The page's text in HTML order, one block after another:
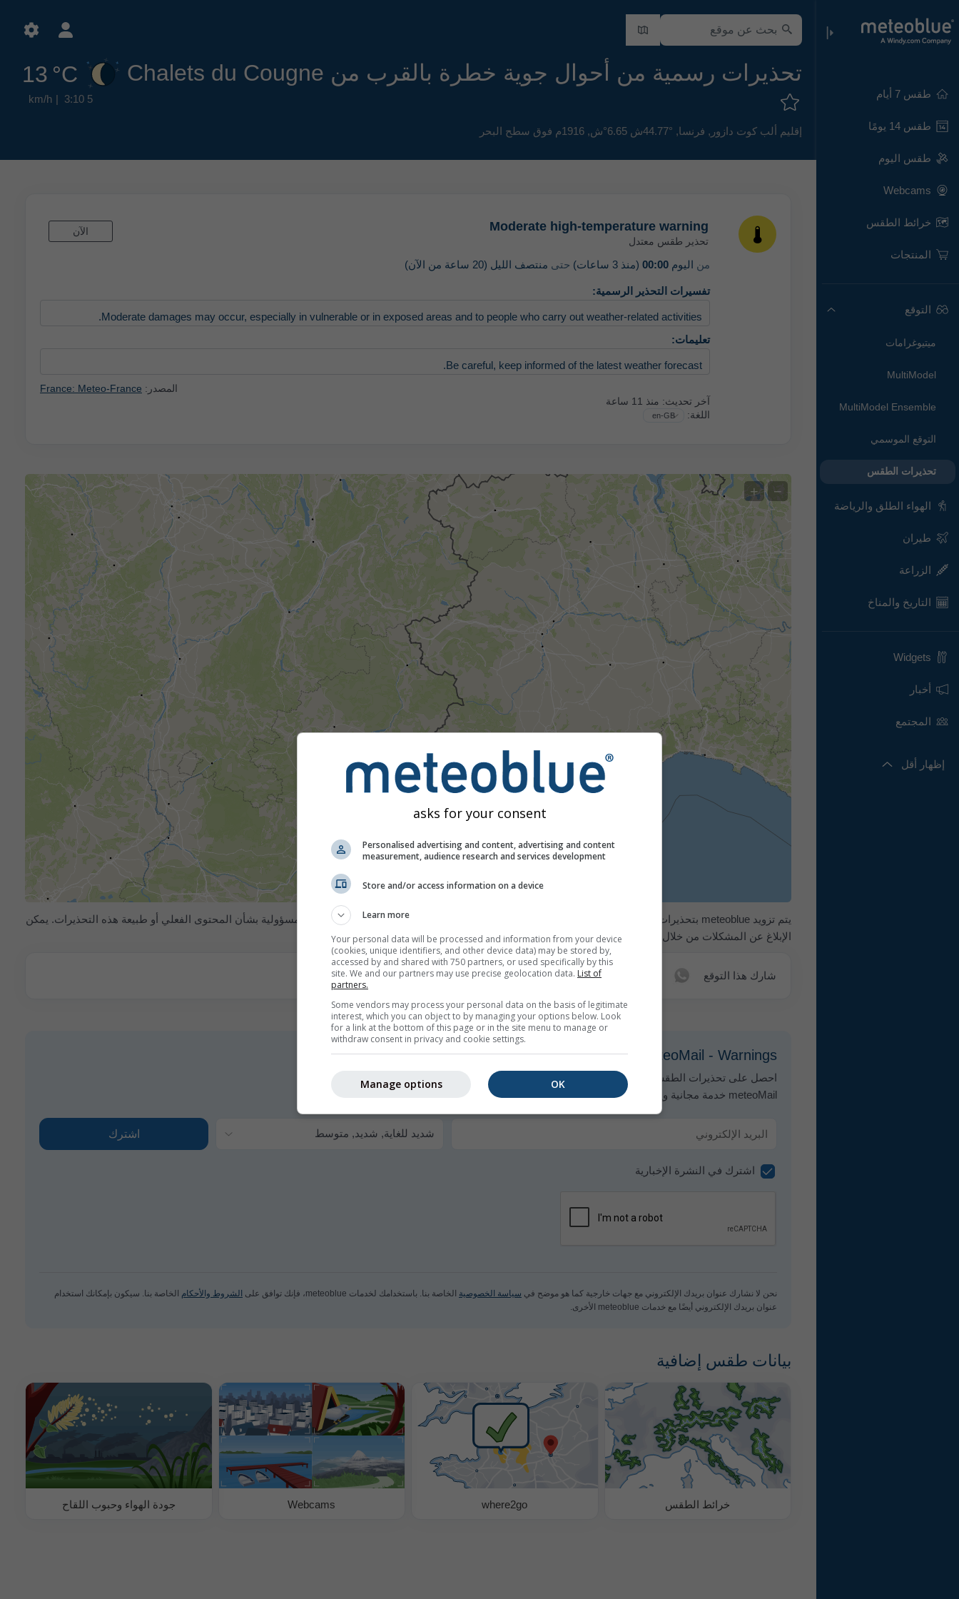
طقس 7 أيام
طقس 14 يومًا
طقس اليوم
Webcams
خرائط الطقس
المنتجات
التوقع
ميتيوغرامات
MultiModel
MultiModel Ensemble
التوقع الموسمي
تحذيرات الطقس
الهواء الطلق والرياضة
طيران
الزراعة
التاريخ والمناخ
Widgets
أخبار
المجتمع
إظهار أقل
تحذيرات رسمية من أحوال جوية خطرة بالقرب من Chalets du Cougne
إقليم ألب كوت دازور , فرنسا, 44.77°ش 6.65°ش, 1916م فوق سطح البحر
13 °C
5 km/h
3:10
Moderate high-temperature warning
تحذير طقس معتدل
الآن
من اليوم 00:00(منذ 3 ساعات) حتى منتصف الليل (20 ساعة من الآن)
تفسيرات التحذير الرسمية:
Moderate damages may occur, especially in vulnerable or in exposed areas and to people who carry out weather-related activities.
تعليمات:
Be careful, keep informed of the latest weather forecast.
المصدر: France: Meteo-France
آخر تحديث: منذ 11 ساعة
اللغة:
+ −
يتم تزويد meteoblue بتحذيرات الطقس الشديد من أكثر من 80 وكالة رسمية حول العالم. لا تتحمل meteoblue أي مسؤولية بشأن المحتوى الفعلي أو طبيعة هذه التحذيرات. يمكن
الإبلاغ عن المشكلات من خلال
نموذج الملاحظاتوسيتم نقلها إلى الجهات المختصة.
شارك هذا التوقع
meteoMail - Warnings لـ Chalets du Cougne
احصل على تحذيرات الطقس عبر البريد الإلكتروني مجانًا.
meteoMail خدمة مجانية ويمكن إلغاء الاشتراك فيها في أي وقت.
اشترك في النشرة الإخبارية
نحن لا نشارك عنوان بريدك الإلكتروني مع جهات خارجية كما هو موضح في سياسة الخصوصية الخاصة بنا. باستخدامك لخدمات meteoblue، فإنك توافق على الشروط والأحكام الخاصة بنا. سيكون بإمكانك استخدام
عنوان بريدك الإلكتروني أيضًا مع خدمات meteoblue الأخرى.
بيانات طقس إضافية
خرائط الطقس where2go
Webcams جودة الهواء وحبوب اللقاح
asks for your consent
Personalised advertising and content, advertising and content
measurement, audience research and services development
Store and/or access information on a device
Learn more
Your personal data will be processed and information from your device
(cookies, unique identifiers, and other device data) may be stored by,
accessed by and shared with 750 partners, or used specifically by this
site. We and our partners may use precise geolocation data. List of
partners.
Some vendors may process your personal data on the basis of legitimate
interest, which you can object to by managing your options below. Look
for a link at the bottom of this page or in the site menu to manage or
withdraw consent in privacy and cookie settings.
OK
Manage options